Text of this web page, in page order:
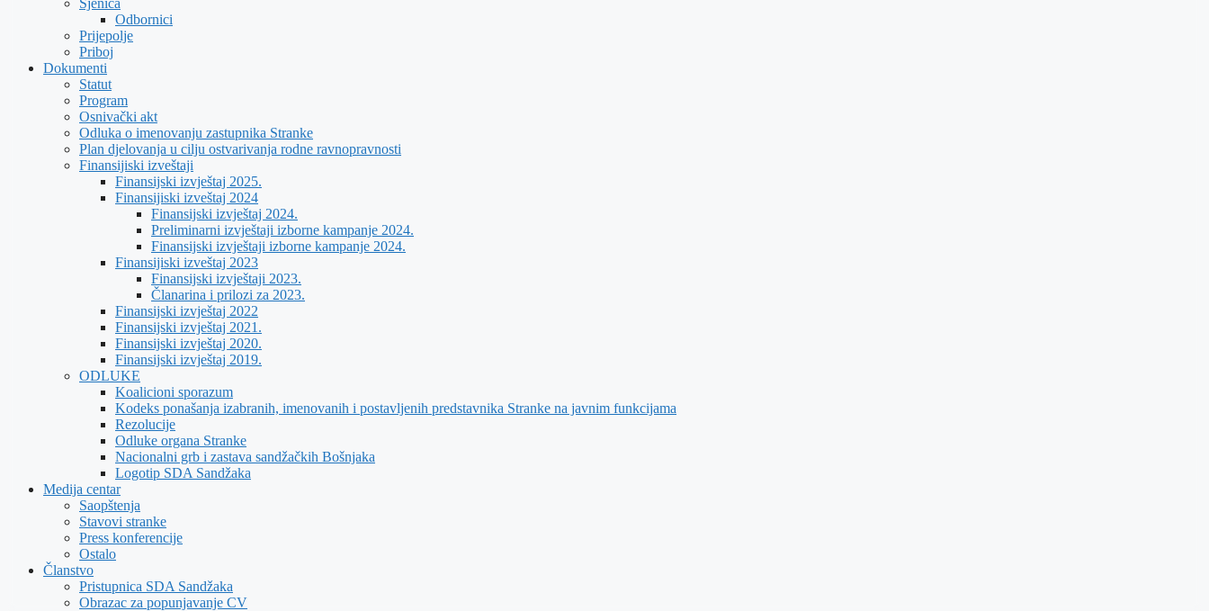
Sjenica
Odbornici
Prijepolje
Priboj
Dokumenti
Statut
Program
Osnivački akt
Odluka o imenovanju zastupnika Stranke
Plan djelovanja u cilju ostvarivanja rodne ravnopravnosti
Finansijiski izveštaji
Finansijski izvještaj 2025.
Finansijiski izveštaj 2024
Finansijski izvještaj 2024.
Preliminarni izvještaji izborne kampanje 2024.
Finansijski izvještaji izborne kampanje 2024.
Finansijiski izveštaj 2023
Finansijski izvještaji 2023.
Članarina i prilozi za 2023.
Finansijski izvještaj 2022
Finansijski izvještaj 2021.
Finansijski izvještaj 2020.
Finansijski izvještaj 2019.
ODLUKE
Koalicioni sporazum
Kodeks ponašanja izabranih, imenovanih i postavljenih predstavnika Stranke na javnim funkcijama
Rezolucije
Odluke organa Stranke
Nacionalni grb i zastava sandžačkih Bošnjaka
Logotip SDA Sandžaka
Medija centar
Saopštenja
Stavovi stranke
Press konferencije
Ostalo
Članstvo
Pristupnica SDA Sandžaka
Obrazac za popunjavanje CV